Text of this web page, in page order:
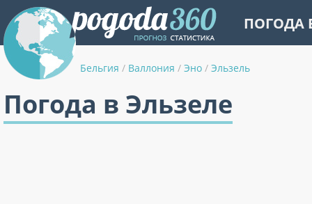
ПОГОДА
Бельгия / Валлония / Эно / Эльзель
Погода в Эльзеле